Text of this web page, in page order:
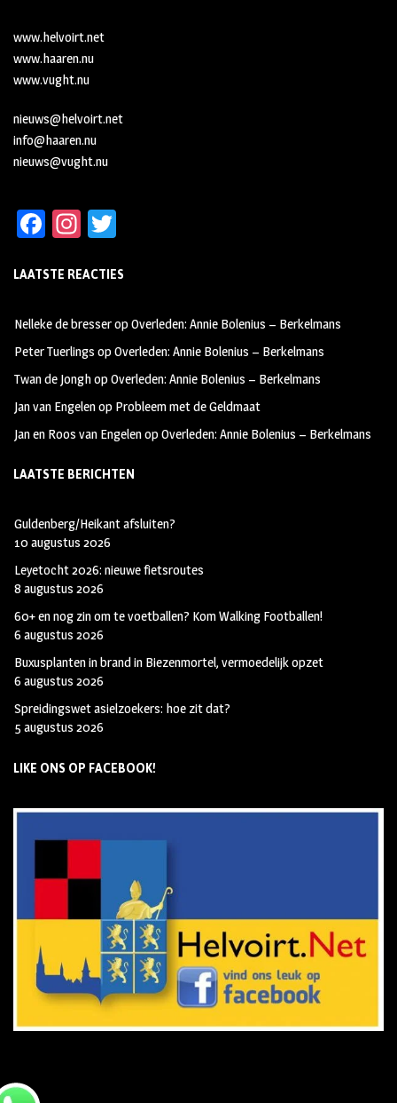
www.helvoirt.net
www.haaren.nu
www.vught.nu
nieuws@helvoirt.net
info@haaren.nu
nieuws@vught.nu
Fa
b
oo
k
In
ag
m
tt
LAATSTE REACTIES
Nelleke de bresseropOverleden: Annie Bolenius – Berkelmans
Peter Tuerlings opOverleden: Annie Bolenius – Berkelmans
Twan de JonghopOverleden: Annie Bolenius – Berkelmans
Jan van Engelenop Probleem met de Geldmaat
Jan en Roos van EngelenopOverleden: Annie Bolenius – Berkelmans
LAATSTE BERICHTEN
Guldenberg/Heikant afsluiten?
10 augustus 2026
Leyetocht 2026: nieuwe fietsroutes
8 augustus 2026
60+ en nog zin om te voetballen? Kom Walking Footballen!
6 augustus 2026
Buxusplanten in brand in Biezenmortel, vermoedelijk opzet
6 augustus 2026
Spreidingswet asielzoekers: hoe zit dat?
5 augustus 2026
LIKE ONS OP FACEBOOK!